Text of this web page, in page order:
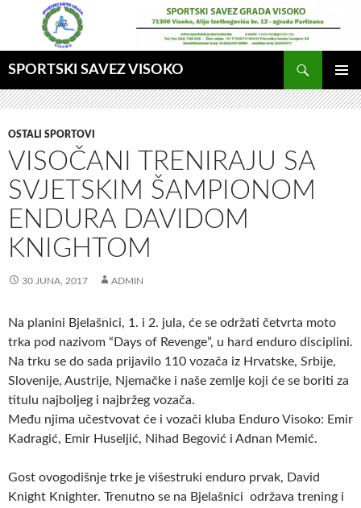
SPORTSKI SAVEZ VISOKO
GLAVNI
MENI
OSTALI SPORTOVI
VISOČANI TRENIRAJU SA
SVJETSKIM ŠAMPIONOM
ENDURA DAVIDOM
KNIGHTOM
30 JUNA, 2017 ADMIN
Na planini Bjelašnici, 1. i 2. jula, će se održati četvrta moto
trka pod nazivom “Days of Revenge”, u hard enduro disciplini.
Na trku se do sada prijavilo 110 vozača iz Hrvatske, Srbije,
Slovenije, Austrije, Njemačke i naše zemlje koji će se boriti za
titulu najboljeg i najbržeg vozača.
Među njima učestvovat će i vozači kluba Enduro Visoko: Emir
Kadragić, Emir Huseljić, Nihad Begović i Adnan Memić.
Gost ovogodišnje trke je višestruki enduro prvak, David
Knight Knighter. Trenutno se na Bjelašnici održava trening i